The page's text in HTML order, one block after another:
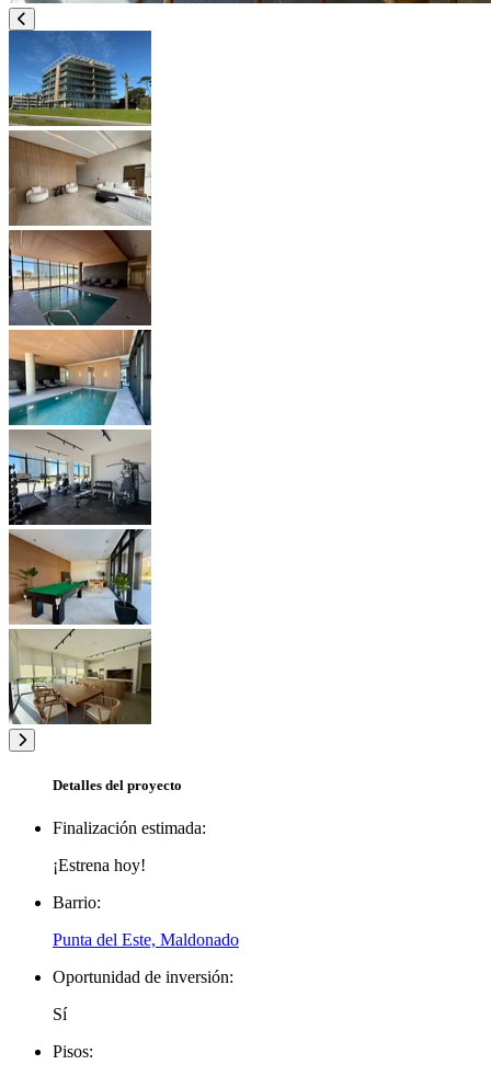
Detalles del proyecto
Finalización estimada:
¡Estrena hoy!
Barrio:
Punta del Este, Maldonado
Oportunidad de inversión:
Sí
Pisos: